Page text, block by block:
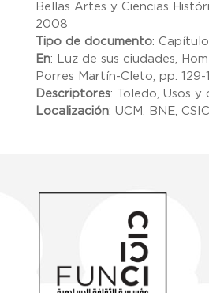
Bellas Artes y Ciencias
2008
Tipo de documento:
En: Luz de sus ciudades,
Porres Martín-Cleto, pp. 129-
Descriptores:
Toledo, Usos y
Localización: UCM, BNE,